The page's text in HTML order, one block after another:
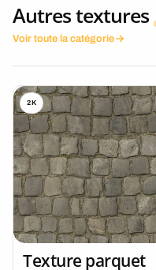
Autres textures
Voir toute la catégorie
2K
Texture parquet